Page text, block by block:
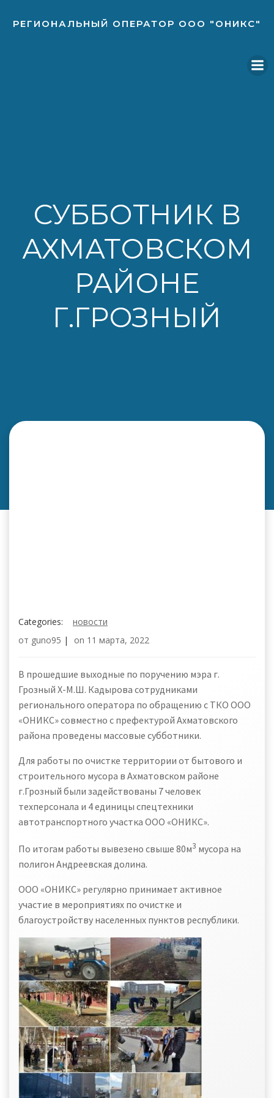
к
РЕГИОНАЛЬНЫЙ ОПЕРАТОР ООО "ОНИКС"
СУББОТНИК В
АХМАТОВСКОМ
РАЙОНЕ
Г.ГРОЗНЫЙ
Categories:
новости
от guno95 | on 11 марта, 2022
В прошедшие выходные по поручению мэра г.
Грозный Х-М.Ш. Кадырова сотрудниками
регионального оператора по обращению с ТКО ООО
«ОНИКС» совместно с префектурой Ахматовского
района проведены массовые субботники.
Для работы по очистке территории от бытового и
строительного мусора в Ахматовском районе
г.Грозный были задействованы 7 человек
техперсонала и 4 единицы спецтехники
автотранспортного участка ООО «ОНИКС».
По итогам работы вывезено свыше 80м3 мусора на
полигон Андреевская долина.
ООО «ОНИКС» регулярно принимает активное
участие в мероприятиях по очистке и
благоустройству населенных пунктов республики.